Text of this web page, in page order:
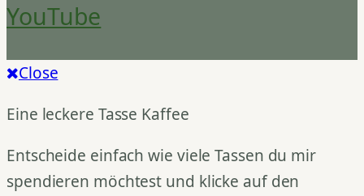
YouTube
Close
Eine leckere Tasse Kaffee
Entscheide einfach wie viele Tassen du mir
spendieren möchtest und klicke auf den